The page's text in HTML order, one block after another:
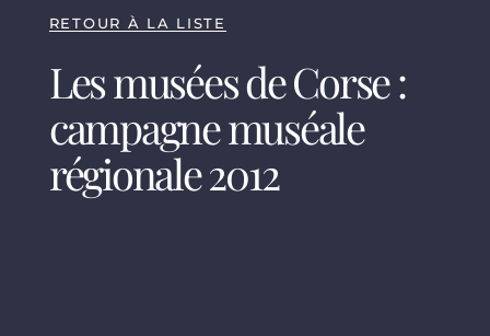
RETOUR À LA LISTE
Les musées de Corse :
campagne muséale
régionale 2012